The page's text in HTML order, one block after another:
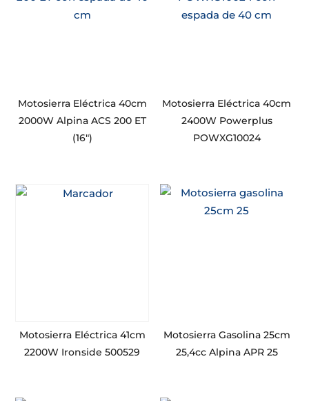
Motosierra Eléctrica 40cm
2000W Alpina ACS 200 ET
(16″)
Motosierra Eléctrica 40cm
2400W Powerplus
POWXG10024
Motosierra Eléctrica 41cm
2200W Ironside 500529
Motosierra Gasolina 25cm
25,4cc Alpina APR 25